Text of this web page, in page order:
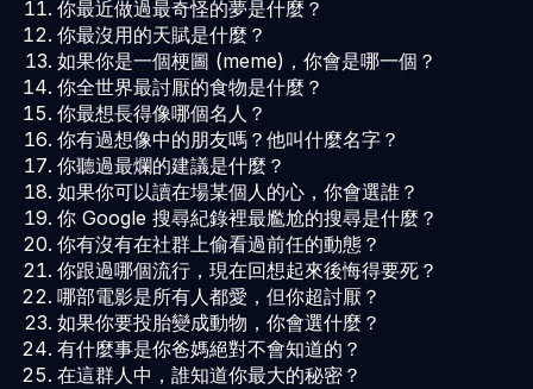
你最近做過最奇怪的夢是什麼？
你最沒用的天賦是什麼？
如果你是一個梗圖 (meme)，你會是哪一個？
你全世界最討厭的食物是什麼？
你最想長得像哪個名人？
你有過想像中的朋友嗎？他叫什麼名字？
你聽過最爛的建議是什麼？
如果你可以讀在場某個人的心，你會選誰？
你 Google 搜尋紀錄裡最尷尬的搜尋是什麼？
你有沒有在社群上偷看過前任的動態？
你跟過哪個流行，現在回想起來後悔得要死？
哪部電影是所有人都愛，但你超討厭？
如果你要投胎變成動物，你會選什麼？
有什麼事是你爸媽絕對不會知道的？
在這群人中，誰知道你最大的秘密？